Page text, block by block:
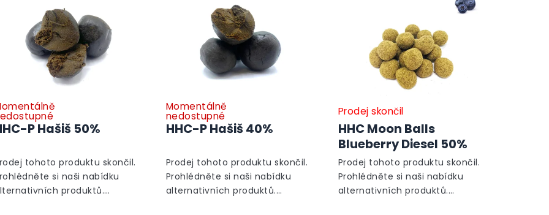
P Hašiš 50%
tohoto produktu skončil.
si naši nabídku
produktů.
HHC-P Hašiš 40%
Momentálně
nedostupné
Prodej tohoto produktu skončil.
Prohlédněte si naši nabídku
alternativních produktů.
HHC Moon Balls
Blueberry Diesel 50%
Prodej skončil
Prodej tohoto produktu skončil.
Prohlédněte si naši nabídku
alternativních produktů.